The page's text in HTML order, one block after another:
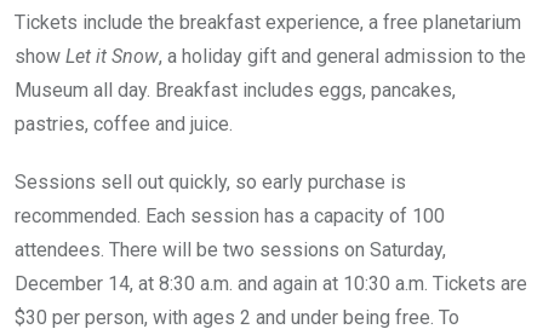
Tickets include the breakfast experience, a free planetarium
show Let it Snow, a holiday gift and general admission to the
Museum all day. Breakfast includes eggs, pancakes,
pastries, coffee and juice.
Sessions sell out quickly, so early purchase is
recommended. Each session has a capacity of 100
attendees. There will be two sessions on Saturday,
December 14, at 8:30 a.m. and again at 10:30 a.m. Tickets are
$30 per person, with ages 2 and under being free. To